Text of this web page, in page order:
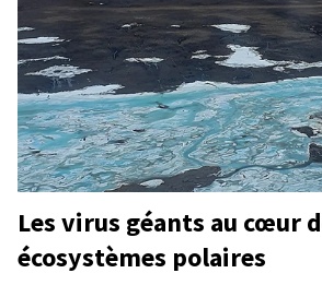
Les virus géants au cœur
écosystèmes polaires